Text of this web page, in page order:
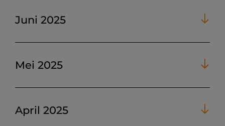
Juni 2025
Mei 2025
April 2025